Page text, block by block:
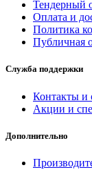
Тендерный
Оплата и
Политика
Публичная
Служба поддержки
Контакты и
Акции и
Дополнительно